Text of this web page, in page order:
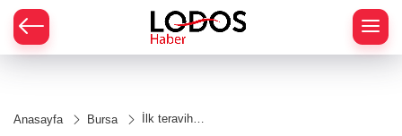
Anasayfa Bursa
İlk teravih